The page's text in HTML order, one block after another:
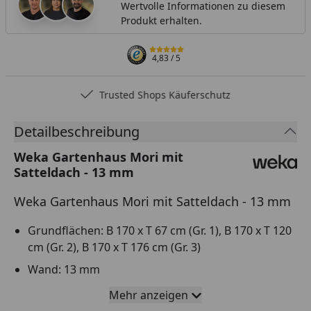
Wertvolle Informationen zu diesem
Produkt erhalten.
4,83/ 5
Trusted Shops Käuferschutz
Detailbeschreibung
Weka Gartenhaus Mori mit
Satteldach - 13 mm
Weka Gartenhaus Mori mit Satteldach - 13 mm
Grundflächen: B 170 x T 67 cm (Gr. 1), B 170 x T 120
cm (Gr. 2), B 170 x T 176 cm (Gr. 3)
Wand: 13 mm
Bauweise: Elementbauweise
Mehr anzeigen